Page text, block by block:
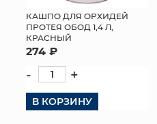
КАШПО ДЛЯ ОРХИДЕЙ
ПРОТЕЯ ОБОД 1,4 Л,
КРАСНЫЙ
274 ₽
- +
В КОРЗИНУ